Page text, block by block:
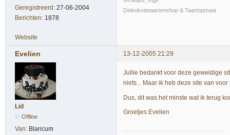
Geregistreerd: 27-06-2004
Berichten: 1878
Deleukstetaartenshop & Taartopmaat
Website
Evelien 13-12-2005 21:29
Lid
Offline
Van: Blaricum
Jullie bedankt voor deze geweldige
niets... Maar ik heb deze site van
Dus, dit was het minste wat ik terug
Groetjes Evelien